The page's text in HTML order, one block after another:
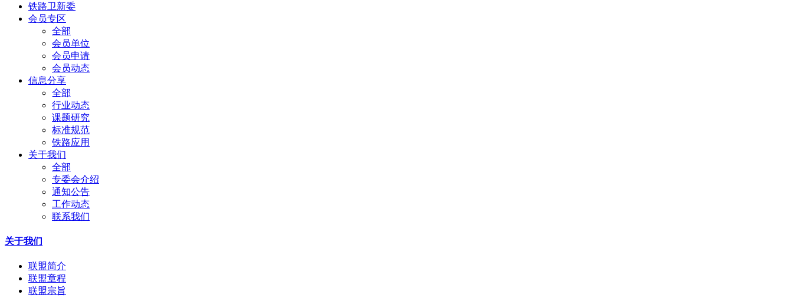
铁路卫新委
会员专区
全部
会员单位
会员申请
会员动态
信息分享
全部
行业动态
课题研究
标准规范
铁路应用
关于我们
全部
专委会介绍
通知公告
工作动态
联系我们
关于我们
联盟简介
联盟章程
联盟宗旨